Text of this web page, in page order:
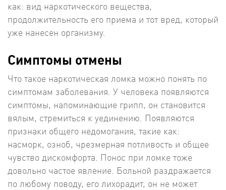
как: вид наркотического вещества,
продолжительность его приема и тот вред, который
уже нанесен организму.
Симптомы отмены
Что такое наркотическая ломка можно понять по
симптомам заболевания. У человека появляются
симптомы, напоминающие грипп, он становится
вялым, стремиться к уединению. Появляются
признаки общего недомогания, такие как:
насморк, озноб, чрезмерная потливость и общее
чувство дискомфорта. Понос при ломке тоже
довольно частое явление. Больной раздражается
по любому поводу, его лихорадит, он не может